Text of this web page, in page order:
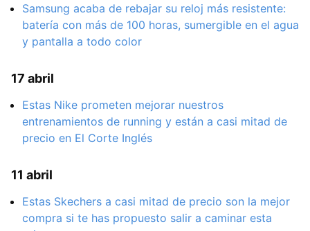
Samsung acaba de rebajar su reloj más resistente:
batería con más de 100 horas, sumergible en el agua
y pantalla a todo color
17 abril
Estas Nike prometen mejorar nuestros
entrenamientos de running y están a casi mitad de
precio en El Corte Inglés
11 abril
Estas Skechers a casi mitad de precio son la mejor
compra si te has propuesto salir a caminar esta